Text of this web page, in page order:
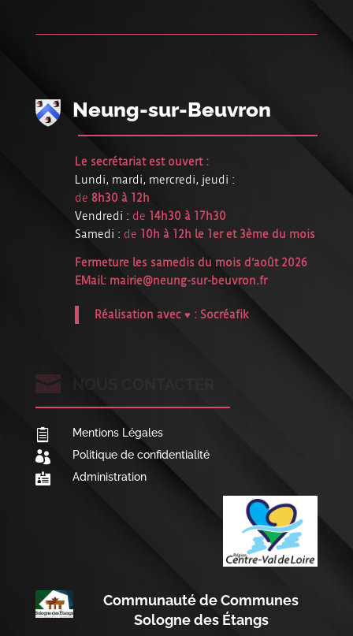
Neung-sur-Beuvron
Le secrétariat est ouvert :
Lundi, mardi, mercredi, jeudi :
de 8h30 à 12h
Vendredi : de 14h30 à 17h30
Samedi : de 10h à 12h le 1er et 3ème du mois
Fermeture les samedis du mois d’août 2026
EMail: mairie@neung-sur-beuvron.fr
Réalisation avec ♥ : Socréafik

 Mentions Légales
 Politique de confidentialité
 Administration
Communauté de Communes
Sologne des Étangs